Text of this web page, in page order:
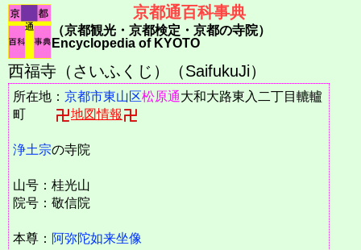
京都通百科事典
（京都観光・京都検定・京都の寺院）
Encyclopedia of KYOTO
西福寺（さいふくじ）（SaifukuJi）
所在地： 京都市東山区松原通大和大路東入二丁目轆轤
町
地図情報
浄土宗の寺院
山号：桂光山
院号：敬信院
本尊： 阿弥陀如来坐像